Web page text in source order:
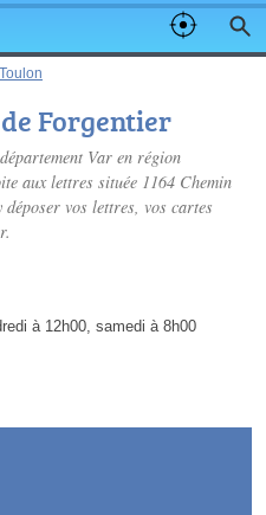
Toulon
Forgentier
Var en région
aux lettres située 1164 Chemin
vos lettres, vos cartes
à 12h00, samedi à 8h00